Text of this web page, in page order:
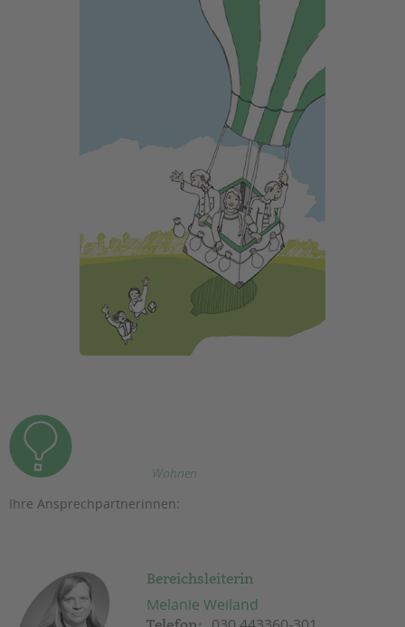
Wohnen
Ihre Ansprechpartnerinnen:
Bereichsleiterin
Melanie Weiland